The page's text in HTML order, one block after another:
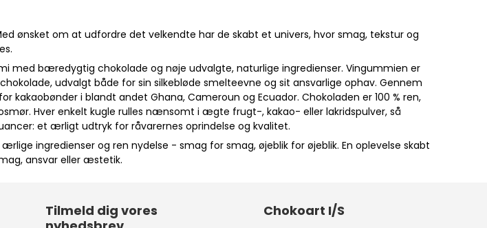
ønsket om at udfordre det velkendte har de skabt et univers, hvor smag, tekstur og
med bæredygtig chokolade og nøje udvalgte, naturlige ingredienser. Vingummien er
udvalgt både for sin silkebløde smelteevne og sit ansvarlige ophav. Gennem
i blandt andet Ghana, Cameroun og Ecuador. Chokoladen er 100 % ren,
Hver enkelt kugle rulles nænsomt i ægte frugt-, kakao- eller lakridspulver, så
et ærligt udtryk for råvarernes oprindelse og kvalitet.
ingredienser og ren nydelse - smag for smag, øjeblik for øjeblik. En oplevelse skabt
ansvar eller æstetik.
Tilmeld dig vores
Chokoart I/S